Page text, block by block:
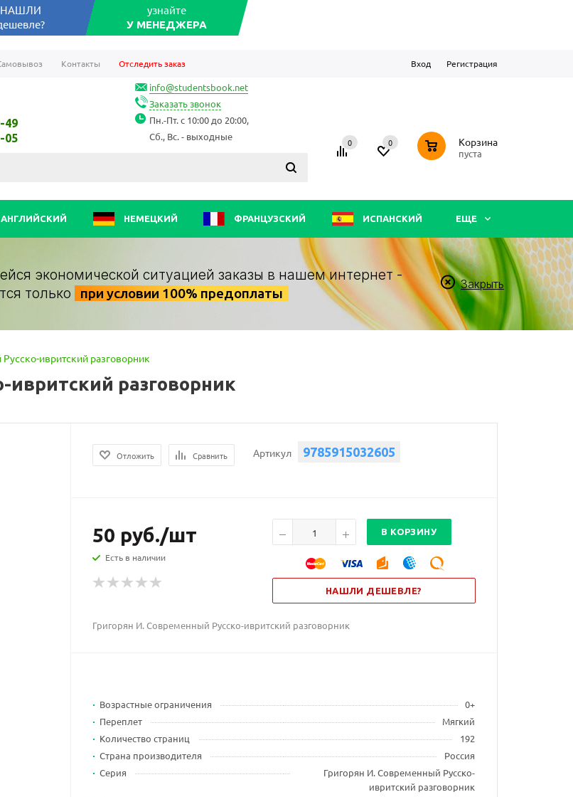
НАШЛИ
узнайте
У МЕНЕДЖЕРА
Контакты Отследить заказ Вход Регистрация
49
05
info@studentsbook.net
Заказать звонок
Пн.-Пт. с 10:00 до 20:00,
Сб., Вс. - выходные
0 0 0 Корзина
пуста
АНГЛИЙСКИЙ НЕМЕЦКИЙ ФРАНЦУЗСКИЙ ИСПАНСКИЙ ЕЩЕ
экономической ситуацией заказы в нашем интернет -
только
при условии 100% предоплаты
Закрыть
ивритский разговорник
ивритский разговорник
Отложить Сравнить Артикул 9785915032605
50 руб./шт
Есть в наличии
В КОРЗИНУ
НАШЛИ ДЕШЕВЛЕ?
Григорян И. Современный Русско-ивритский разговорник
Возрастные ограничения
0+
Переплет
Мягкий
Количество страниц
192
Страна производителя
Россия
Серия
Григорян И. Современный Русско-
ивритский разговорник